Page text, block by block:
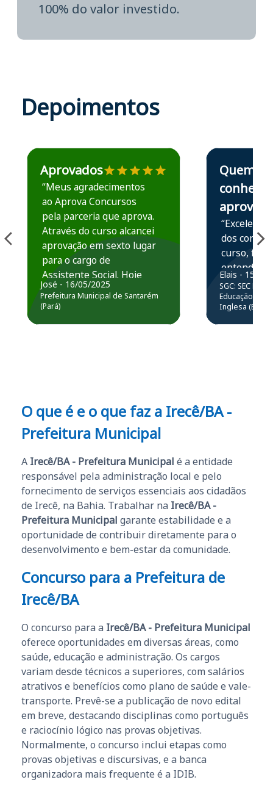
100% do valor investido.
Depoimentos
Estudante José recomenda o Aprova Concursos em
Aprovados
“Meus agradecimentos
ao Aprova Concursos
pela parceria que aprova.
Através do curso alcancei
aprovação em sexto lugar
para o cargo de
Assistente Social. Hoje
estou atuando na
Prefeitura de Santarém.
José - 16/05/2025
Prefeitura Municipal de Santarém
(Pará)
Estudante Elais
Quem
conhece,
aprova
“Excelente
dos
curso,
entender e
prática
resolução
questões.”
Elais - 15/07/
SGC: SEC BA
Educação
Inglesa (Edital
O que é e o que faz a Irecê/BA -
Prefeitura Municipal
A Irecê/BA - Prefeitura Municipal é a entidade
responsável pela administração local e pelo
fornecimento de serviços essenciais aos cidadãos
de Irecê, na Bahia. Trabalhar na Irecê/BA -
Prefeitura Municipal garante estabilidade e a
oportunidade de contribuir diretamente para o
desenvolvimento e bem-estar da comunidade.
Concurso para a Prefeitura de
Irecê/BA
O concurso para a Irecê/BA - Prefeitura Municipal
oferece oportunidades em diversas áreas, como
saúde, educação e administração. Os cargos
variam desde técnicos a superiores, com salários
atrativos e benefícios como plano de saúde e vale-
transporte. Prevê-se a publicação de novo edital
em breve, destacando disciplinas como português
e raciocínio lógico nas provas objetivas.
Normalmente, o concurso inclui etapas como
provas objetivas e discursivas, e a banca
organizadora mais frequente é a IDIB.